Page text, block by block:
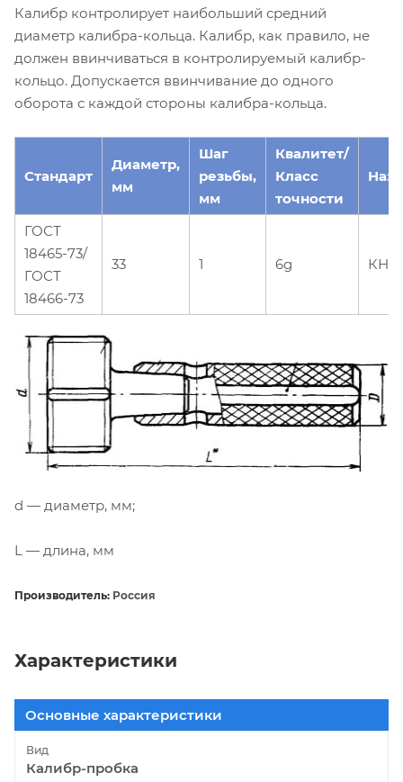
Калибр контролирует наибольший средний
диаметр калибра-кольца. Калибр, как правило, не
должен ввинчиваться в контролируемый калибр-
кольцо. Допускается ввинчивание до одного
оборота с каждой стороны калибра-кольца.
Стандарт
Диаметр,
мм
Шаг
резьбы,
мм
Квалитет/
Класс
точности
ГОСТ
18465-73/
ГОСТ
18466-73
33 1 6g
d — диаметр, мм;
L — длина, мм
Производитель: Россия
Характеристики
Основные характеристики
Вид
Калибр-пробка